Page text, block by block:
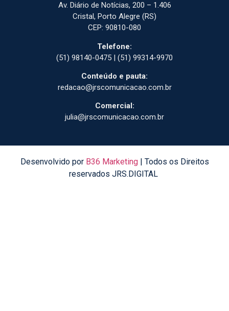
Av. Diário de Notícias, 200 – 1.406
Cristal, Porto Alegre (RS)
CEP: 90810-080
Telefone:
(51) 98140-0475 | (51) 99314-9970
Conteúdo e pauta:
redacao@jrscomunicacao.com.br
Comercial:
julia@jrscomunicacao.com.br
Desenvolvido por B36 Marketing| Todos os Direitos
reservados JRS.DIGITAL